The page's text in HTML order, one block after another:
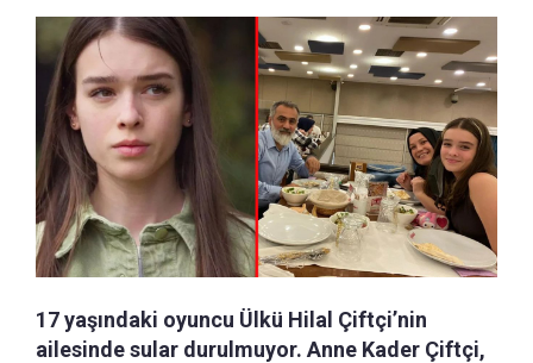
17 yaşındaki oyuncu Ülkü Hilal Çiftçi’nin
ailesinde sular durulmuyor. Anne Kader Çiftçi,